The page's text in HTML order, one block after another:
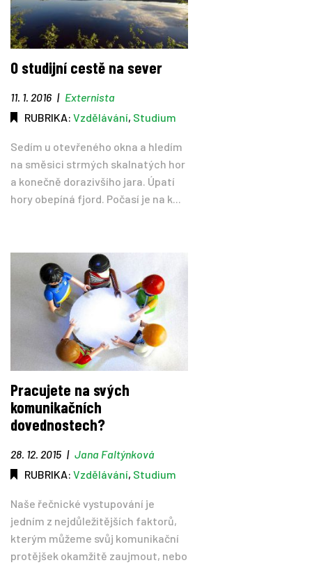
O studijní cestě na sever
11. 1. 2016 | Externista
RUBRIKA: Vzdělávání, Studium
Sedím u otevřeného okna a hledím
na směsici strmých skalnatých hor
a konečně dorazivšího jara. Úpatí
hory obepíná fjord. Počasí je na k...
Pracujete na svých
komunikačních
dovednostech?
28. 12. 2015 | Jana Faltýnková
RUBRIKA: Vzdělávání, Studium
Naše řečnické vystupování je
jedním z nejdůležitějších faktorů,
kterým můžeme svůj komunikační
protějšek okamžitě zaujmout, nebo